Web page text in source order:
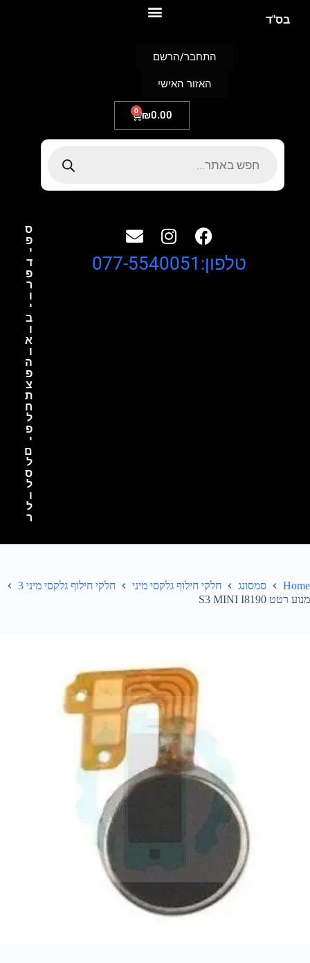
בס"ד
₪0.00
0
התחבר/הרשם
האזור האישי
ס
פ
י
ד
פ
ר
ו
י
ב
ו
א
ו
ה
פ
צ
ת
ח
ל
פ
י
ם
ל
ס
ל
ו
ל
ר
טלפון:077-5540051
Home סמסונג חלקי חילוף גלקסי מיני
חלקי חילוף גלקסי מיני 3
מנוע רטט S3 MINI I8190